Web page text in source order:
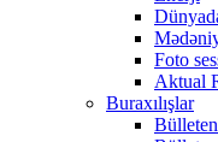
Foto
Aktual
Buraxılışlar